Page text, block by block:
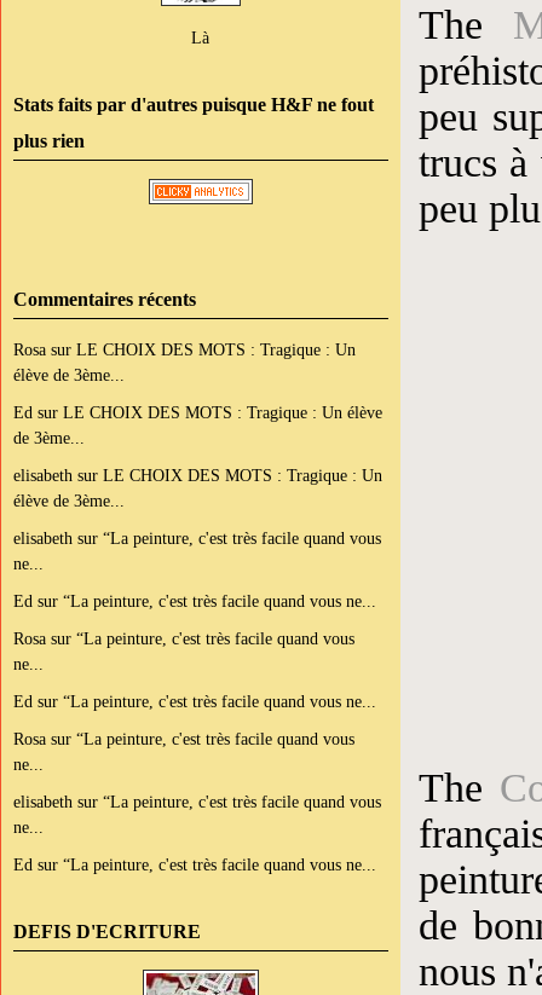
Là
Stats faits par d'autres puisque H&F ne fout
plus rien
Commentaires récents
Rosa sur LE CHOIX DES MOTS : Tragique : Un
élève de 3ème...
Ed sur LE CHOIX DES MOTS : Tragique : Un élève
de 3ème...
elisabeth sur LE CHOIX DES MOTS : Tragique : Un
élève de 3ème...
elisabeth sur “La peinture, c'est très facile quand vous
ne...
Ed sur “La peinture, c'est très facile quand vous ne...
Rosa sur “La peinture, c'est très facile quand vous
ne...
Ed sur “La peinture, c'est très facile quand vous ne...
Rosa sur “La peinture, c'est très facile quand vous
ne...
elisabeth sur “La peinture, c'est très facile quand vous
ne...
Ed sur “La peinture, c'est très facile quand vous ne...
DEFIS D'ECRITURE
The
peu
trucs à
peu
The
de
nous